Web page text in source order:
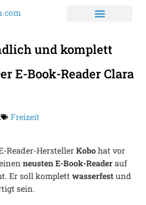
und komplett
E-Book-Reader Clara
Freizeit
Reader-HerstellerKobohat vor
neusten E-Book-Readerauf
Er soll komplett wasserfestund
sein.